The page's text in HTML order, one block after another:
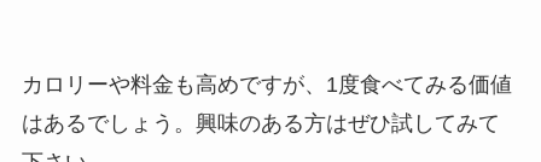
カロリーや料金も高めですが、1度食べてみる価値
はあるでしょう。興味のある方はぜひ試してみて